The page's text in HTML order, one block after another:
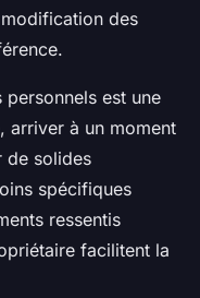
des
est une
arriver à un moment
de solides
spécifiques
ressentis
facilitent la